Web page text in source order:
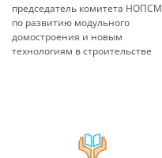
председатель комитета НОПСМ
по развитию модульного
домостроения и новым
технологиям в строительстве